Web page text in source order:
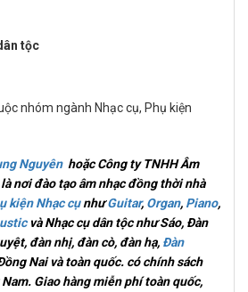
tộc
nhóm ngành Nhạc cụ, Phụ kiện
Nguyênhoặc Công ty TNHH Âm
nơi đào tạo âm nhạc đồng thời nhà
kiện Nhạc cụnhưGuitar, Organ, Piano,
và Nhạc cụ dân tộc như Sáo, Đàn
đàn nhị, đàn cò, đàn hạ, Đàn
Nai và toàn quốc. có chính sách
Giao hàng miễn phí toàn quốc,